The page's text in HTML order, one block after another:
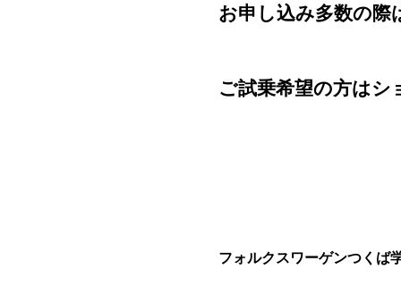
お申し込み多数の際
ご試乗希望の方は
フォルクスワーゲンつくば